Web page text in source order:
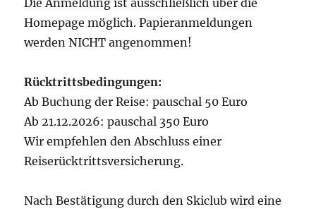
Die Anmeldung ist ausschließlich über die
Homepage möglich. Papieranmeldungen
werden NICHT angenommen!
Rücktrittsbedingungen:
Ab Buchung der Reise: pauschal 50 Euro
Ab 21.12.2026: pauschal 350 Euro
Wir empfehlen den Abschluss einer
Reiserücktrittsversicherung.
Nach Bestätigung durch den Skiclub wird eine